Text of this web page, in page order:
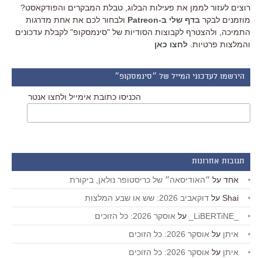
רוצים לעזור לממן את פעילות הבלוג, טבלת המבקרים והפודקאסט?
מוזמנים לבקר בדף שלי ב-Patreon
ולבחור לכם את אחת מדרגות
התמיכה, ולהצטרף לקבוצות הסודיות של "סינמסקופ" לקבלת עדכונים
והמלצות פרטיות. לחצו כאן
הירשמו לעדכוני המייל של ״סינמסקופ״
הכניסו כתובת אימייל ולחצו אנטר
תגובות אחרונות
אחד על ״האודיסאה״ של כריסטופר נולאן, ביקורת
Shai על דוקאביב 2026: שש או שבע המלצות
על אוסקר 2026: כל הזוכים
איתן על אוסקר 2026: כל הזוכים
איתן על אוסקר 2026: כל הזוכים